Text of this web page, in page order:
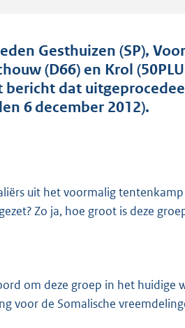
t
a
n
d
o
t
3
9
Gesthuizen (SP),
(D66) en Krol
bericht dat
6 december 2012).
uit het voormalig
Zo ja, hoe groot is deze
om deze groep in het huidige
voor de Somalische